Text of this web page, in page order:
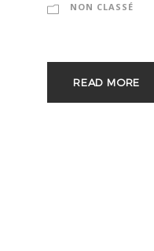
NON CLASSÉ
READ MORE